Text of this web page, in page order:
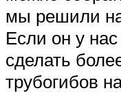
мы решили
Если он у
сделать
трубогибов